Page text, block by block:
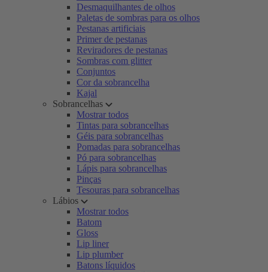
Desmaquilhantes de olhos
Paletas de sombras para os olhos
Pestanas artificiais
Primer de pestanas
Reviradores de pestanas
Sombras com glitter
Conjuntos
Cor da sobrancelha
Kajal
Sobrancelhas
Mostrar todos
Tintas para sobrancelhas
Géis para sobrancelhas
Pomadas para sobrancelhas
Pó para sobrancelhas
Lápis para sobrancelhas
Pinças
Tesouras para sobrancelhas
Lábios
Mostrar todos
Batom
Gloss
Lip liner
Lip plumber
Batons líquidos